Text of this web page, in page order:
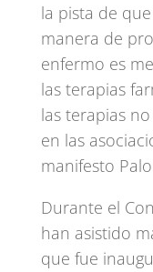
la pista de
manera de
enfermo es
las terapias
las terapias
en las
manifesto
Durante el
han asistido
que fue